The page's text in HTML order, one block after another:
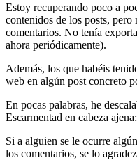
Estoy recuperando poco a
contenidos de los posts, pero
comentarios. No tenía
ahora periódicamente).
Además, los que habéis
web en algún post concreto
En pocas palabras, he
Escarmentad en cabeza
Si a alguien se le ocurre
los comentarios, se lo